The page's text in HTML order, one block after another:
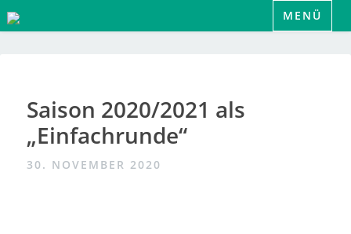
Zum
Inhalt
MENÜ
Saison 2020/2021 als
„Einfachrunde“
30. NOVEMBER 2020